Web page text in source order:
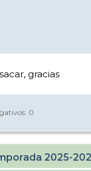
gracias
0
2025-